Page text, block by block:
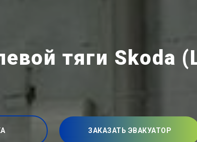
тяги Skoda
ЗАКАЗАТЬ ЭВАКУАТОР